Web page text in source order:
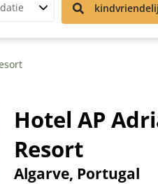
Hotel AP
Resort
Algarve, Portugal